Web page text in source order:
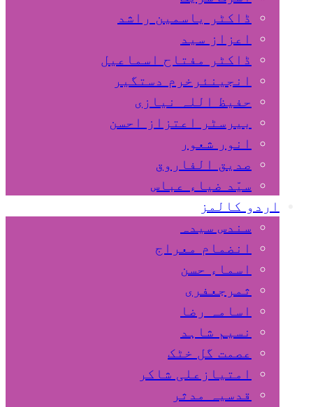
ڈاکٹر یاسمین راشد
اعزاز سید
ڈاکٹر مفتاح اسماعیل
انجینئرخرم دستگیر
حفیظ اللہ نیازی
بیرسٹر اعتزاز احسن
انور شعور
صدیق الفاروق
سیّد ضیاء عباس
اردو کالمز
سندس سیدہ
انضمام معراج
اسماء حسن
ثمرجعفری
اسامہ رضا
نسیم شاہد
عصمت گل خٹک
امتیازعلی شاکر
قدسیہ مدثر